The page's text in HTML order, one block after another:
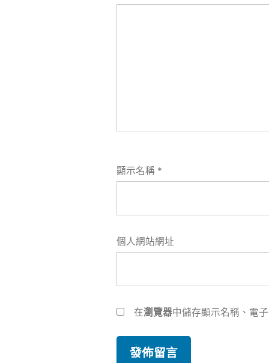
顯示名稱 *
個人網站網址
在瀏覽器中儲存顯示名稱、電